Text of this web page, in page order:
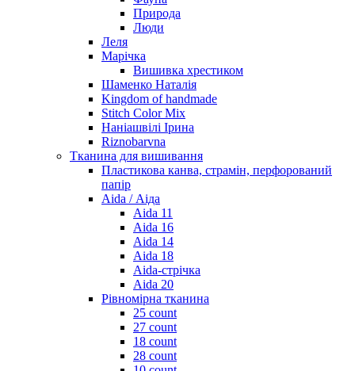
Природа
Люди
Леля
Марічка
Вишивка хрестиком
Шаменко Наталія
Kingdom of handmade
Stitch Color Mix
Наніашвілі Ірина
Riznobarvna
Тканина для вишивання
Пластикова канва, страмін, перфорований
папір
Aida / Аіда
Aida 11
Aida 16
Aida 14
Aida 18
Aida-стрічка
Aida 20
Рівномірна тканина
25 count
27 count
18 count
28 count